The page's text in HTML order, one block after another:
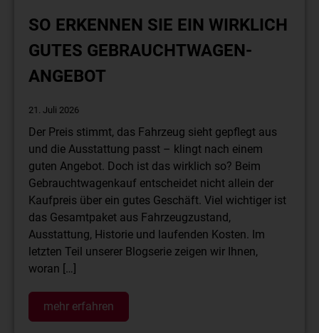
SO ERKENNEN SIE EIN WIRKLICH
GUTES GEBRAUCHTWAGEN-
ANGEBOT
21. Juli 2026
Der Preis stimmt, das Fahrzeug sieht gepflegt aus
und die Ausstattung passt – klingt nach einem
guten Angebot. Doch ist das wirklich so? Beim
Gebrauchtwagenkauf entscheidet nicht allein der
Kaufpreis über ein gutes Geschäft. Viel wichtiger ist
das Gesamtpaket aus Fahrzeugzustand,
Ausstattung, Historie und laufenden Kosten. Im
letzten Teil unserer Blogserie zeigen wir Ihnen,
woran […]
mehr erfahren